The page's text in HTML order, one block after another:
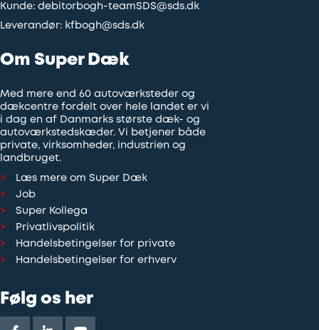
Kunde: debitorbogh-teamSDS@sds.dk
Leverandør: kfbogh@sds.dk
Om Super Dæk
Med mere end 60 autoværksteder og
dækcentre fordelt over hele landet er vi
i dag en af Danmarks største dæk- og
autoværkstedskæder. Vi betjener både
private, virksomheder, industrien og
landbruget.
Læs mere om Super Dæk
Job
Super Kollega
Privatlivspolitik
Handelsbetingelser for private
Handelsbetingelser for erhverv
Følg os her